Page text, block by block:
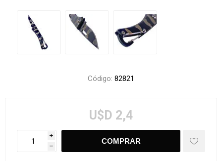
Código: 82821
U$D 2,4
i
h